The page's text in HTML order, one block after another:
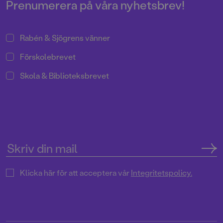
Prenumerera på våra nyhetsbrev!
Rabén & Sjögrens vänner
Förskolebrevet
Skola & Biblioteksbrevet
Klicka här för att acceptera vårIntegritetspolicy.